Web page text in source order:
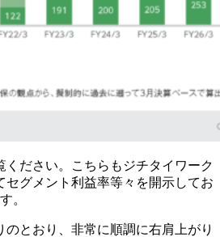
ください。こちらもジチタイワーク
セグメント利益率等々を開示してお
。
のとおり、非常に順調に右肩上がり